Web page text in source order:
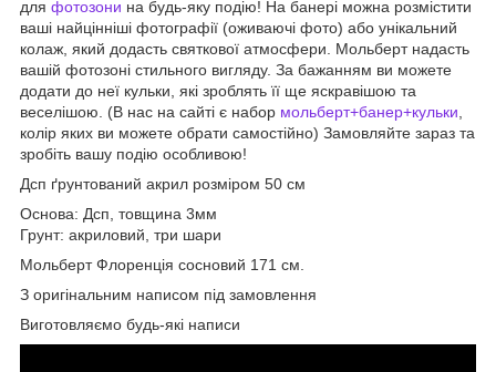
для фотозони на будь-яку подію! На банері можна розмістити
ваші найцінніші фотографії (оживаючі фото) або унікальний
колаж, який додасть святкової атмосфери. Мольберт надасть
вашій фотозоні стильного вигляду. За бажанням ви можете
додати до неї кульки, які зроблять її ще яскравішою та
веселішою. (В нас на сайті є набор мольберт+банер+кульки
колір яких ви можете обрати самостійно) Замовляйте зараз та
зробіть вашу подію особливою!
Дсп ґрунтований акрил розміром 50 см
Основа: Дсп, товщина 3мм
Грунт: акриловий, три шари
Мольберт Флоренція сосновий 171 см.
З оригінальним написом під замовлення
Виготовляємо будь-які написи